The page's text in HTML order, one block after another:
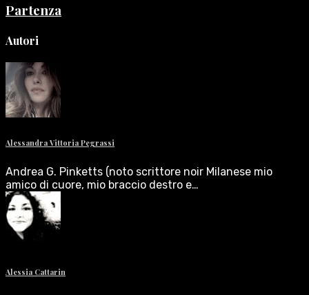
Partenza
Autori
Alessandra Vittoria Pegrassi
Andrea G. Pinketts (noto scrittore noir Milanese mio
amico di cuore, mio braccio destro e…
Alessia Cattarin